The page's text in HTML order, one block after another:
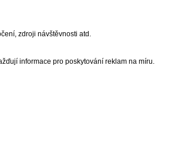
zdroji návštěvnosti atd.
informace pro poskytování reklam na míru.